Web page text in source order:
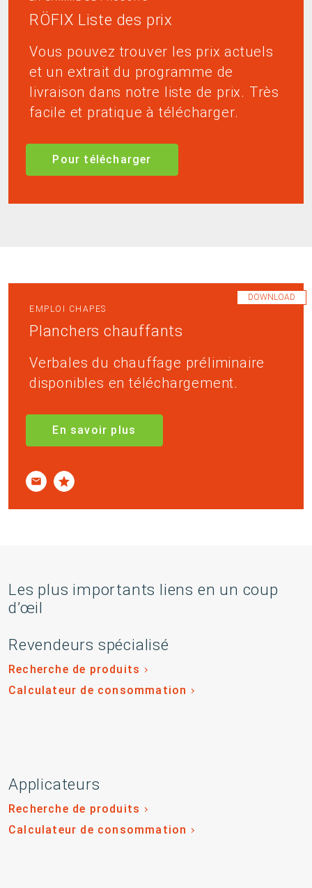
RÖFIX Liste des prix
Vous pouvez trouver les prix actuels
et un extrait du programme de
livraison dans notre liste de prix. Très
facile et pratique à télécharger.
Pour télécharger
DOWNLOAD
EMPLOI CHAPES
Planchers chauffants
Verbales du chauffage préliminaire
disponibles en téléchargement.
En savoir plus
Les plus importants liens en un coup
d’œil
Revendeurs spécialisé
Recherche de produits
Calculateur de consommation
Applicateurs
Recherche de produits
Calculateur de consommation